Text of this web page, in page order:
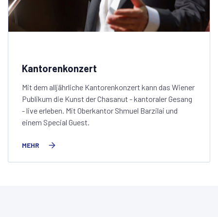
Kantorenkonzert
Mit dem alljährliche Kantorenkonzert kann das Wiener
Publikum die Kunst der Chasanut - kantoraler Gesang
- live erleben. Mit Oberkantor Shmuel Barzilai und
einem Special Guest.
MEHR